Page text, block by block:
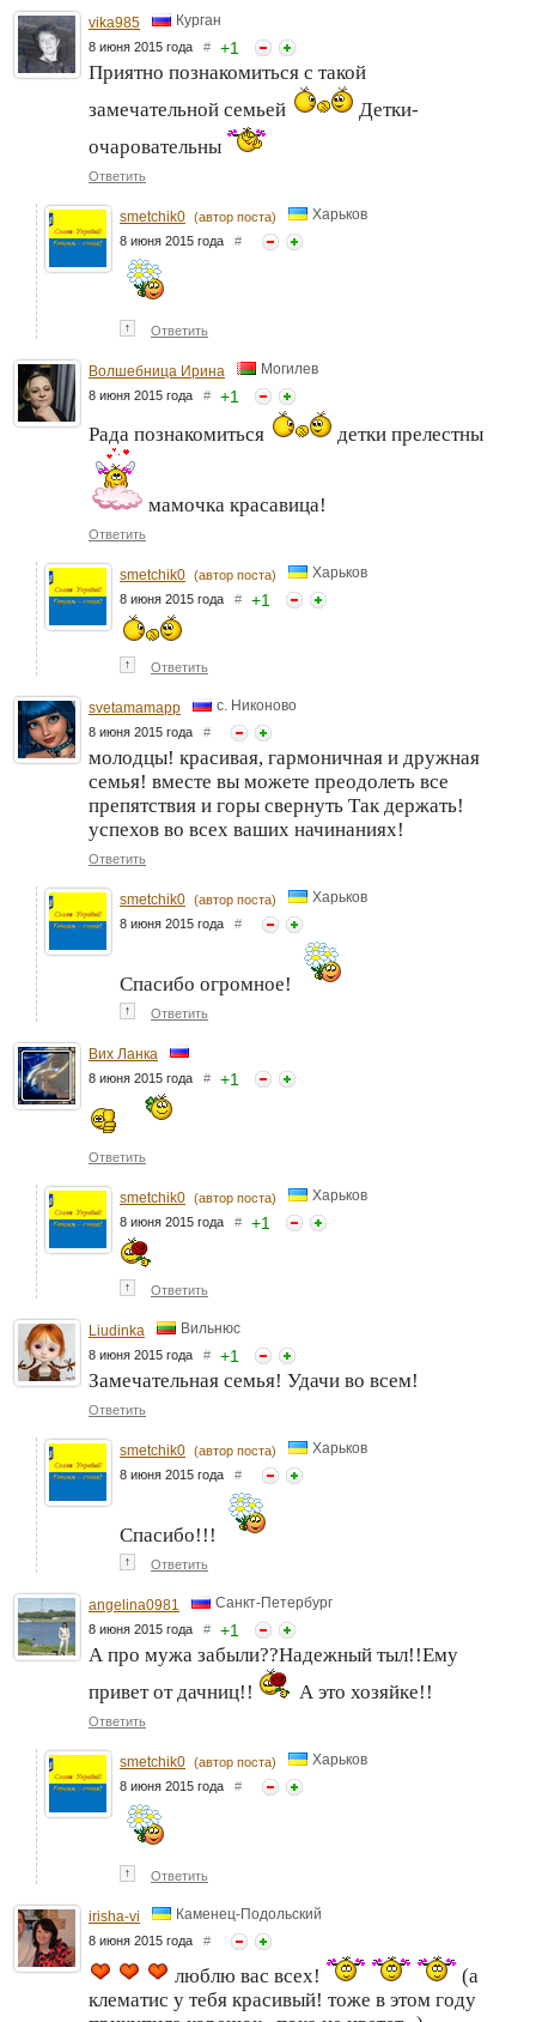
vika985 Курган
8 июня 2015 года # +1
Приятно познакомиться с такой
замечательной семьей
Детки-
очаровательны
Ответить
smetchik0 (автор поста) Харьков
8 июня 2015 года #
↑ Ответить
Волшебница Ирина Могилев
8 июня 2015 года # +1
Рада познакомиться детки прелестны
мамочка красавица!
Ответить
smetchik0 (автор поста) Харьков
8 июня 2015 года # +1
↑ Ответить
svetamamapp с. Никоново
8 июня 2015 года #
молодцы! красивая, гармоничная и дружная
семья! вместе вы можете преодолеть все
препятствия и горы свернуть Так держать!
успехов во всех ваших начинаниях!
Ответить
smetchik0 (автор поста) Харьков
8 июня 2015 года #
Спасибо огромное!
↑ Ответить
Вих Ланка
8 июня 2015 года # +1
Ответить
smetchik0 (автор поста) Харьков
8 июня 2015 года # +1
↑ Ответить
Liudinka Вильнюс
8 июня 2015 года # +1
Замечательная семья! Удачи во всем!
Ответить
smetchik0 (автор поста) Харьков
8 июня 2015 года #
Спасибо!!!
↑ Ответить
angelina0981 Санкт-Петербург
8 июня 2015 года # +1
А про мужа забыли??Надежный тыл!!Ему
привет от дачниц!!
А это хозяйке!!
Ответить
smetchik0 (автор поста) Харьков
8 июня 2015 года #
↑ Ответить
irisha-vi Каменец-Подольский
8 июня 2015 года #
люблю вас всех!
(а
клематис у тебя красивый! тоже в этом году